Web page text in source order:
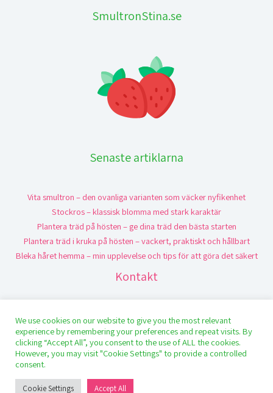
SmultronStina.se
Senaste artiklarna
Vita smultron – den ovanliga varianten som väcker nyfikenhet
Stockros – klassisk blomma med stark karaktär
Plantera träd på hösten – ge dina träd den bästa starten
Plantera träd i kruka på hösten – vackert, praktiskt och hållbart
Bleka håret hemma – min upplevelse och tips för att göra det säkert
Kontakt
Copyright © 2026 SmultronStina
We use cookies on our website to give you the most relevant
experience by remembering your preferences and repeat visits. By
clicking “Accept All”, you consent to the use of ALL the cookies.
However, you may visit "Cookie Settings" to provide a controlled
consent.
Cookie Settings Accept All